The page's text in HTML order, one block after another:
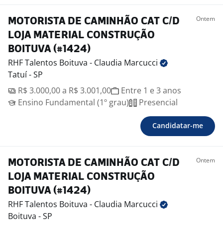
MOTORISTA DE CAMINHÃO CAT C/D
LOJA MATERIAL CONSTRUÇÃO
BOITUVA (#1424)
Ontem
RHF Talentos Boituva - Claudia Marcucci
Tatuí - SP
R$ 3.000,00 a R$ 3.001,00
Entre 1 e 3 anos
Ensino Fundamental (1º grau)
Presencial
Candidatar-me
MOTORISTA DE CAMINHÃO CAT C/D
LOJA MATERIAL CONSTRUÇÃO
BOITUVA (#1424)
Ontem
RHF Talentos Boituva - Claudia Marcucci
Boituva - SP